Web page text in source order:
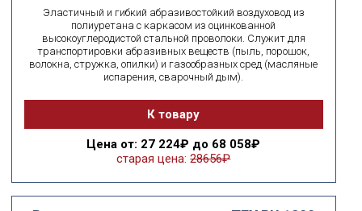
Эластичный и гибкий абразивостойкий воздуховод из
полиуретана с каркасом из оцинкованной
высокоуглеродистой стальной проволоки. Служит для
транспортировки абразивных веществ (пыль, порошок,
волокна, стружка, опилки) и газообразных сред (масляные
испарения, сварочный дым).
К товару
Цена от: 27 224₽ до 68 058₽
старая цена: 28656₽